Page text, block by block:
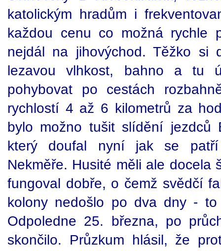
katolickým hradům i
každou cenu co možná rychle
nejdál na jihovýchod. Těžko si
lezavou vlhkost, bahno a tu
pohybovat po cestách
rychlostí 4 až 6 kilometrů za
bylo možno tušit slídění jezdců
který doufal nyní jak se
Nekměře. Husité měli ale docela
fungoval dobře, o čemž svědčí
kolony nedošlo po dva dny -
Odpoledne 25. března, po
skončilo. Průzkum hlásil, že